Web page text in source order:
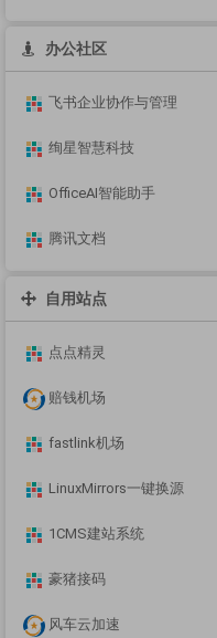
办公社区
飞书企业协作与管理
绚星智慧科技
OfficeAI智能助手
腾讯文档
自用站点
点点精灵
赔钱机场
fastlink机场
LinuxMirrors一键换源
1CMS建站系统
豪猪接码
风车云加速